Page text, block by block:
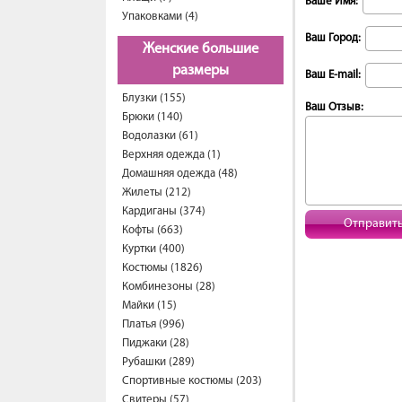
Упаковками (4)
Женские большие
размеры
Блузки (155)
Брюки (140)
Водолазки (61)
Верхняя одежда (1)
Домашняя одежда (48)
Жилеты (212)
Кардиганы (374)
Кофты (663)
Куртки (400)
Костюмы (1826)
Комбинезоны (28)
Майки (15)
Платья (996)
Пиджаки (28)
Рубашки (289)
Спортивные костюмы (203)
Ваш Город:
Ваш E-mail:
Ваш Отзыв: